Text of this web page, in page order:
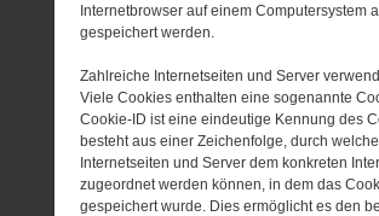
Internetbrowser auf einem Computersystem
gespeichert werden.
Zahlreiche Internetseiten und Server
Viele Cookies enthalten eine sogenannte
Cookie-ID ist eine eindeutige Kennung des
besteht aus einer Zeichenfolge, durch welche
Internetseiten und Server dem konkreten
zugeordnet werden können, in dem das
gespeichert wurde. Dies ermöglicht es den